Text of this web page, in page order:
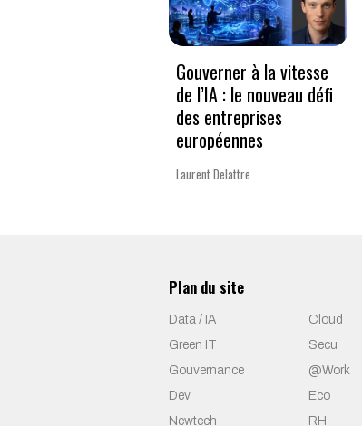
Gouverner à la vitesse
de l’IA : le nouveau défi
des entreprises
européennes
Laurent Delattre
Plan du site
Data / IA
Cloud
Green IT
Secu
Gouvernance
@Work
Dev
Eco
Newtech
RH